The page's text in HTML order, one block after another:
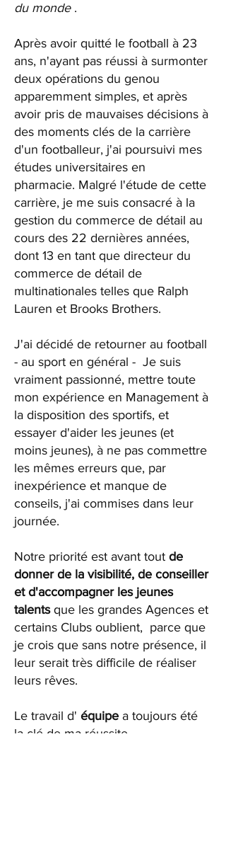
du monde.
Après avoir quitté le football à 23
ans, n'ayant pas réussi à surmonter
deux opérations du genou
apparemment simples, et après
avoir pris de mauvaises décisions à
des moments clés de la carrière
d'un footballeur, j'ai poursuivi mes
études universitaires en
pharmacie. Malgré l'étude de cette
carrière, je me suis consacré à la
gestion du commerce de détail au
cours des 22 dernières années,
dont 13 en tant que directeur du
commerce de détail de
multinationales telles que Ralph
Lauren et Brooks Brothers.
J'ai décidé de retourner au football
- au sport en général - Je suis
vraiment passionné, mettre toute
mon expérience en Management à
la disposition des sportifs, et
essayer d'aider les jeunes (et
moins jeunes), à ne pas commettre
les mêmes erreurs que, par
inexpérience et manque de
conseils, j'ai commises dans leur
journée.
Notre priorité est avant tout de
donner de la visibilité, de conseiller
et d'accompagner les jeunes
talentsque les grandes Agences et
certains Clubs oublient, parce que
je crois que sans notre présence, il
leur serait très difficile de réaliser
leurs rêves.
Le travail d' équipe a toujours été
la clé de ma réussite